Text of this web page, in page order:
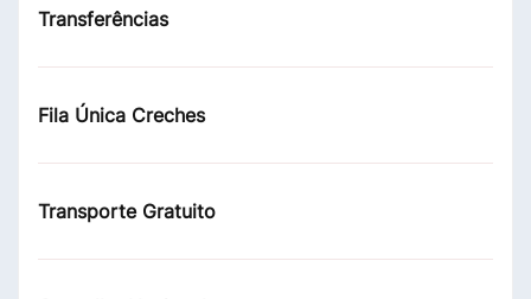
Transferências
Fila Única Creches
Transporte Gratuito